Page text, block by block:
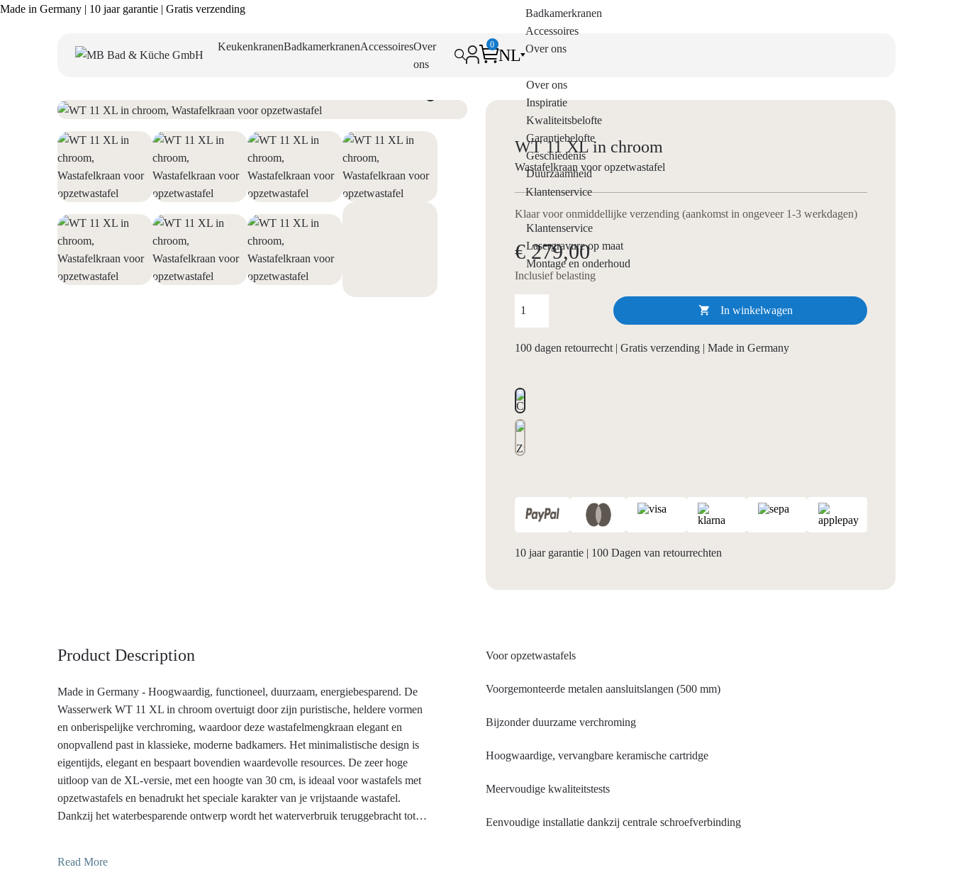
Made in Germany | 10 jaar garantie | Gratis verzending
KeukenkranenBadkamerkranenAccessoiresOver
ons
0
NL
Badkamerkranen
Accessoires
Over ons
Over ons
Inspiratie
Kwaliteitsbelofte
Garantiebelofte
Geschiedenis
Duurzaamheid
Klantenservice
Klantenservice
Lasergravure op maat
Montage en onderhoud
WT 11 XL in chroom
Wastafelkraan voor opzetwastafel
Klaar voor onmiddellijke verzending (aankomst in ongeveer 1-3 werkdagen)
€ 279,00
Inclusief belasting
 In winkelwagen
100 dagen retourrecht | Gratis verzending | Made in Germany
10 jaar garantie| 100 Dagen van retourrechten
Product Description
Made in Germany - Hoogwaardig, functioneel, duurzaam, energiebesparend. De
Wasserwerk WT 11 XL in chroom overtuigt door zijn puristische, heldere vormen
en onberispelijke verchroming, waardoor deze wastafelmengkraan elegant en
onopvallend past in klassieke, moderne badkamers. Het minimalistische design is
eigentijds, elegant en bespaart bovendien waardevolle resources. De zeer hoge
uitloop van de XL-versie, met een hoogte van 30 cm, is ideaal voor wastafels met
opzetwastafels en benadrukt het speciale karakter van je vrijstaande wastafel.
Dankzij het waterbesparende ontwerp wordt het waterverbruik teruggebracht tot
voor het klimaat en je portemonnee!
Read More
Voor opzetwastafels
Voorgemonteerde metalen aansluitslangen (500 mm)
Bijzonder duurzame verchroming
Hoogwaardige, vervangbare keramische cartridge
Meervoudige kwaliteitstests
Eenvoudige installatie dankzij centrale schroefverbinding